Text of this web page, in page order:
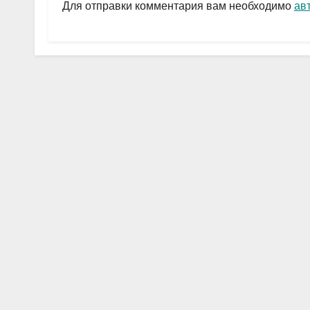
p
ть
Для отправки комментария вам необходимо